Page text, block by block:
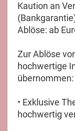
Kaution an
Ablöse: ab
Zur Ablöse
hochwertige
übernommen:
• Exklusive
hochwertig